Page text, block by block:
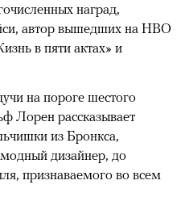
наград,
автор вышедших на HBO
в пяти актах» и
на пороге шестого
Лорен рассказывает
из Бронкса,
дизайнер, до
признаваемого во всем